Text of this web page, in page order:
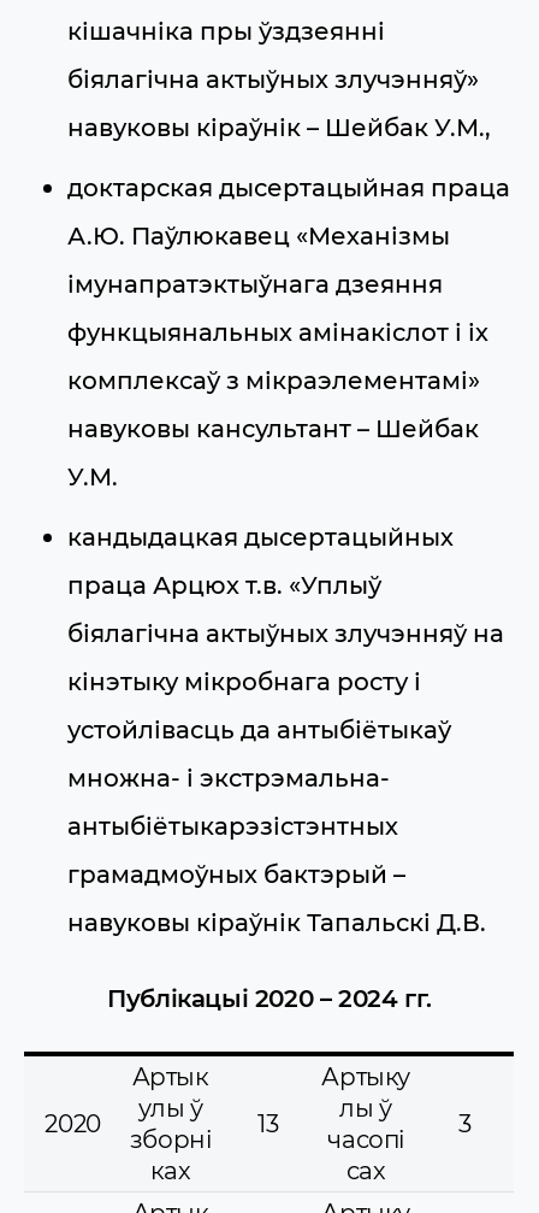
кішачніка пры ўздзеянні
біялагічна актыўных злучэнняў»
навуковы кіраўнік – Шейбак У.М.,
доктарская дысертацыйная праца
А.Ю. Паўлюкавец «Механізмы
імунапратэктыўнага дзеяння
функцыянальных амінакіслот і іх
комплексаў з мікраэлементамі»
навуковы кансультант – Шейбак
У.М.
кандыдацкая дысертацыйных
праца Арцюх т.в. «Уплыў
біялагічна актыўных злучэнняў на
кінэтыку мікробнага росту і
устойлівасць да антыбіётыкаў
множна- і экстрэмальна-
антыбіётыкарэзістэнтных
грамадмоўных бактэрый –
навуковы кіраўнік Тапальскі Д.В.
Публікацыі 2020 –2024 гг.
2020
Артык
улы ў
зборні
ках
13
Артыку
лы ў
часопі
сах
3